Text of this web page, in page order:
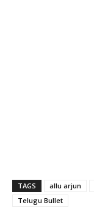
TAGS allu arjun
Telugu Bullet